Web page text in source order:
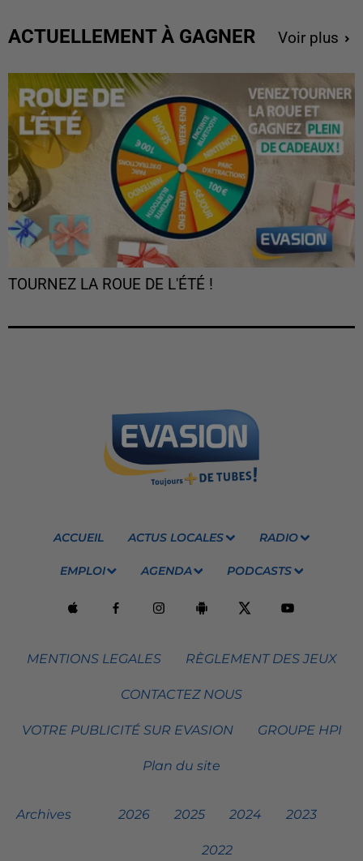
ACTUELLEMENT À GAGNER Voir plus
TOURNEZ LA ROUE DE L'ÉTÉ !
ACCUEIL ACTUS LOCALES RADIO
EMPLOI AGENDA PODCASTS
MENTIONS LEGALES RÈGLEMENT DES JEUX
CONTACTEZ NOUS
VOTRE PUBLICITÉ SUR EVASION GROUPE HPI
Plan du site
Archives 2026 2025 2024 2023
2022